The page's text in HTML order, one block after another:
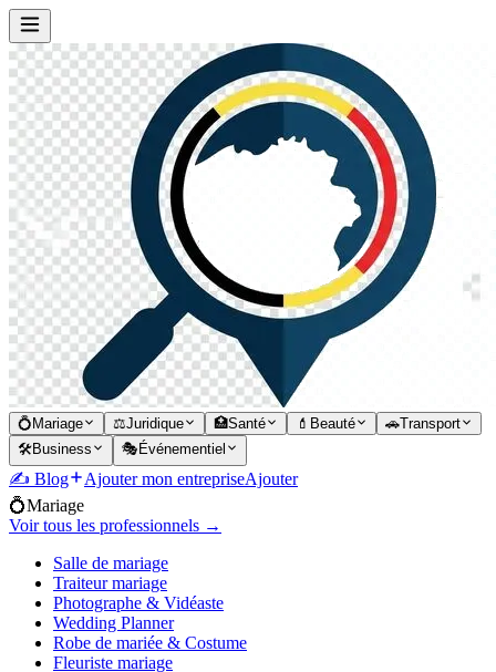
💍 Mariage ⚖️Juridique 🏥Santé 💄 Beauté 🚗Transport
🛠️Business 🎭 Événementiel
✍️ Blog Ajouter mon entrepriseAjouter
💍Mariage
Voir tous les professionnels →
Salle de mariage
Traiteur mariage
Photographe & Vidéaste
Wedding Planner
Robe de mariée & Costume
Fleuriste mariage